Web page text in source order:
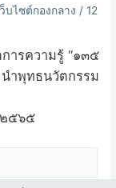
บไซต์กองกลาง /12
ารความรู้ “๑๓๕
ำพุทธนวัตกรรม
๕๖๕